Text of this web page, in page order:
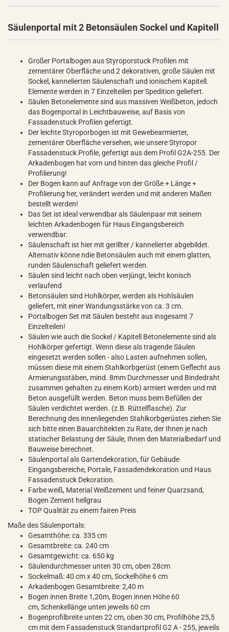
Säulenportal mit 2 Betonsäulen Sockel und Kapitell
Großer Portalbogen aus Styroporstuck Profilen mit
zementärer Oberfläche und 2 dekorativen, große Säulen mit
Sockel, kannelierten Säulenschaft und ionischem Kapitell.
Elemente werden in 7 Einzelteilen per Spedition geliefert.
Säulen Betonelemente sind aus massiven Weißbeton, jedoch
das Bogenportal in Leichtbauweise, auf Basis von
Fassadenstuck Profilen gefertigt.
Der leichte Styroporbogen ist mit Gewebearmierter,
zementärer Oberfläche versehen, wie unsere Styropor
Fassadenstuck Profile, gefertigt aus dem Profil G2A-255. Der
Arkadenbogen hat vorn und hinten das gleiche Profil /
Profilierung!
Der Bogen kann auf Anfrage von der Größe + Länge +
Profilierung her, verändert werden und mit anderen Maßen
bestellt werden!
Das Set ist ideal verwendbar als Säulenpaar mit seinem
leichten Arkadenbogen für Haus Eingangsbereich
verwendbar.
Säulenschaft ist hier mit gerillter / kannelierter abgebildet.
Alternativ könne ndie Betonsäulen auch mit einem glatten,
runden Säulenschaft geliefert werden.
Säulen sind leicht nach oben verjüngt, leicht konisch
verlaufend
Betonsäulen sind Hohlkörper, werden als Hohlsäulen
geliefert, mit einer Wandungsstärke von ca. 3 cm.
Portalbogen Set mit Säulen besteht aus insgesamt 7
Einzelteilen!
Säulen wie auch die Sockel / Kapitell Betonelemente sind als
Hohlkörper gefertigt. Wenn diese als tragende Säulen
eingesetzt werden sollen - also Lasten aufnehmen sollen,
müssen diese mit einem Stahlkorbgerüst (einem Geflecht aus
Armierungsstäben, mind. 8mm Durchmesser und Bindedraht
zusammen gehalten zu einem Korb) armiert werden und mit
Beton ausgefüllt werden. Beton muss beim Befüllen der
Säulen verdichtet werden. (z.B. Rüttelflasche). Zur
Berechnung des innenliegenden Stahlkorbgerüstes ziehen Sie
sich bitte einen Bauarchitekten zu Rate, der Ihnen je nach
statischer Belastung der Säule, Ihnen den Materialbedarf und
Bauweise berechnet.
Säulenportal als Gartendekoration, für Gebäude
Eingangsbereiche, Portale, Fassadendekoration und Haus
Fassadenstuck Dekoration.
Farbe weiß, Material Weißzement und feiner Quarzsand,
Bogen Zement hellgrau
TOP Qualität zu einem fairen Preis
Maße des Säulenportals:
Gesamthöhe: ca. 335 cm
Gesamtbreite: ca. 240 cm
Gesamtgewicht: ca. 650 kg
Säulendurchmesser unten 30 cm, oben 28cm
Sockelmaß: 40 cm x 40 cm, Sockelhöhe 6 cm
Arkadenbogen Gesamtbreite: 2,40 m
Bogen innen Breite 1,20m, Bogen innen Höhe 60
cm, Schenkellänge unten jeweils 60 cm
Bogenprofilbreite unten 22 cm, oben 30 cm, Profilhöhe 25,5
cm mit dem Fassadenstuck Standartprofil G2 A - 255, jeweils